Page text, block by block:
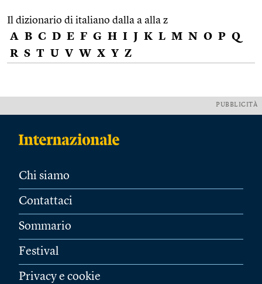
Il dizionario di italiano dalla a alla z
A B C D E F G H I J K L M N O P Q
R S T U V W X Y Z
PUBBLICITÀ
Chi siamo
Contattaci
Sommario
Festival
Privacy e cookie